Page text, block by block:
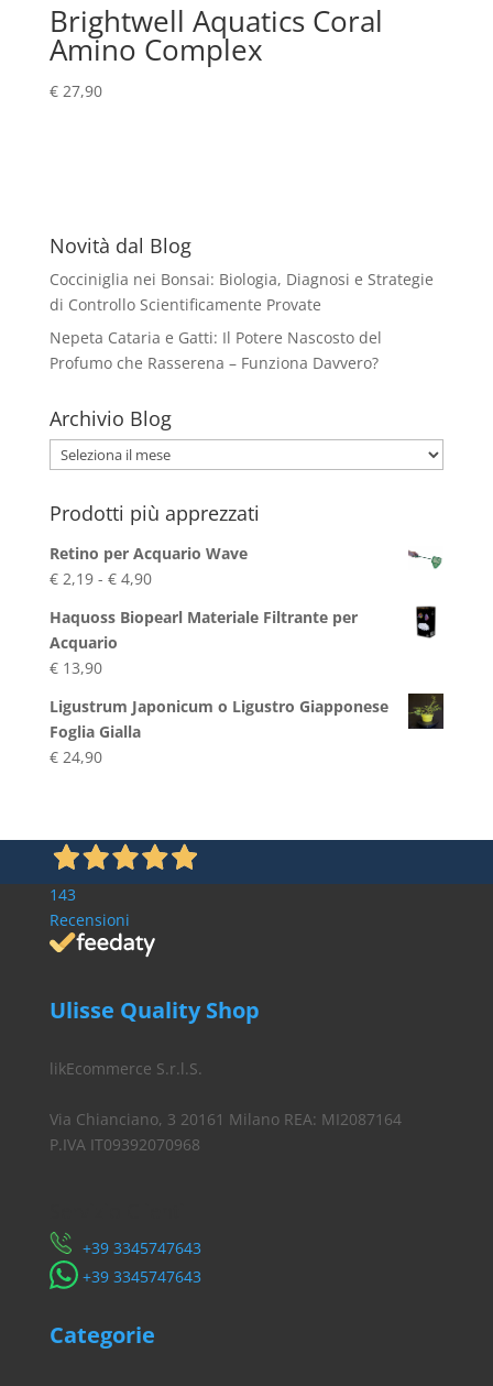
Brightwell Aquatics Coral
Amino Complex
€27,90
Novità dal Blog
Cocciniglia nei Bonsai: Biologia, Diagnosi e Strategie
di Controllo Scientificamente Provate
Nepeta Cataria e Gatti: Il Potere Nascosto del
Profumo che Rasserena – Funziona Davvero?
Archivio Blog
Archivio
Blog
Prodotti più apprezzati
Retino per Acquario Wave
€2,19 - €4,90Fascia
prezzo:
a
Haquoss Biopearl Materiale Filtrante per
Acquario
€13,90
Ligustrum Japonicum o Ligustro Giapponese
Foglia Gialla
€24,90
143
Recensioni
Ulisse Quality Shop
likEcommerce S.r.l.S.
Via Chianciano, 3 20161 Milano REA: MI2087164
P.IVA IT09392070968
​+39 3345747643
​+39 3345747643
Categorie